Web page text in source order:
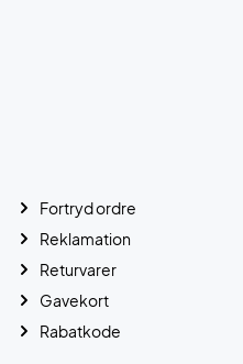
Fortryd ordre
Reklamation
Returvarer
Gavekort
Rabatkode